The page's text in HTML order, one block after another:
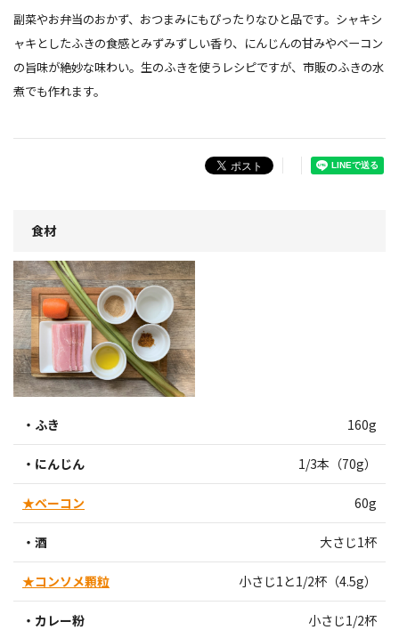
副菜やお弁当のおかず、おつまみにもぴったりなひと品です。シャキシ
ャキとしたふきの食感とみずみずしい香り、にんじんの甘みやベーコン
の旨味が絶妙な味わい。生のふきを使うレシピですが、市販のふきの水
煮でも作れます。
食材
・ふき 160g
・にんじん 1/3本（70g）
★ベーコン 60g
・酒 大さじ1杯
★コンソメ顆粒 小さじ1と1/2杯（4.5g）
・カレー粉 小さじ1/2杯